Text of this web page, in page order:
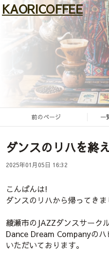
KAORICOFFEE
けいたBicycle
×
すずめタロット
前のページ 一
ダンスのリハを終
2025年01月05日 16:32
こんばんは!
ダンスのリハから帰ってきま
綾瀬市のJAZZダンスサーク
Dance Dream Companyの
いただいております。